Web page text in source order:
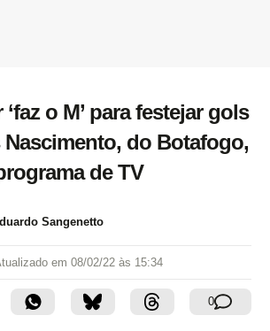
o M’ para festejar gols
Nascimento, do Botafogo,
de TV
Sangenetto
em 08/02/22 às 15:34
0